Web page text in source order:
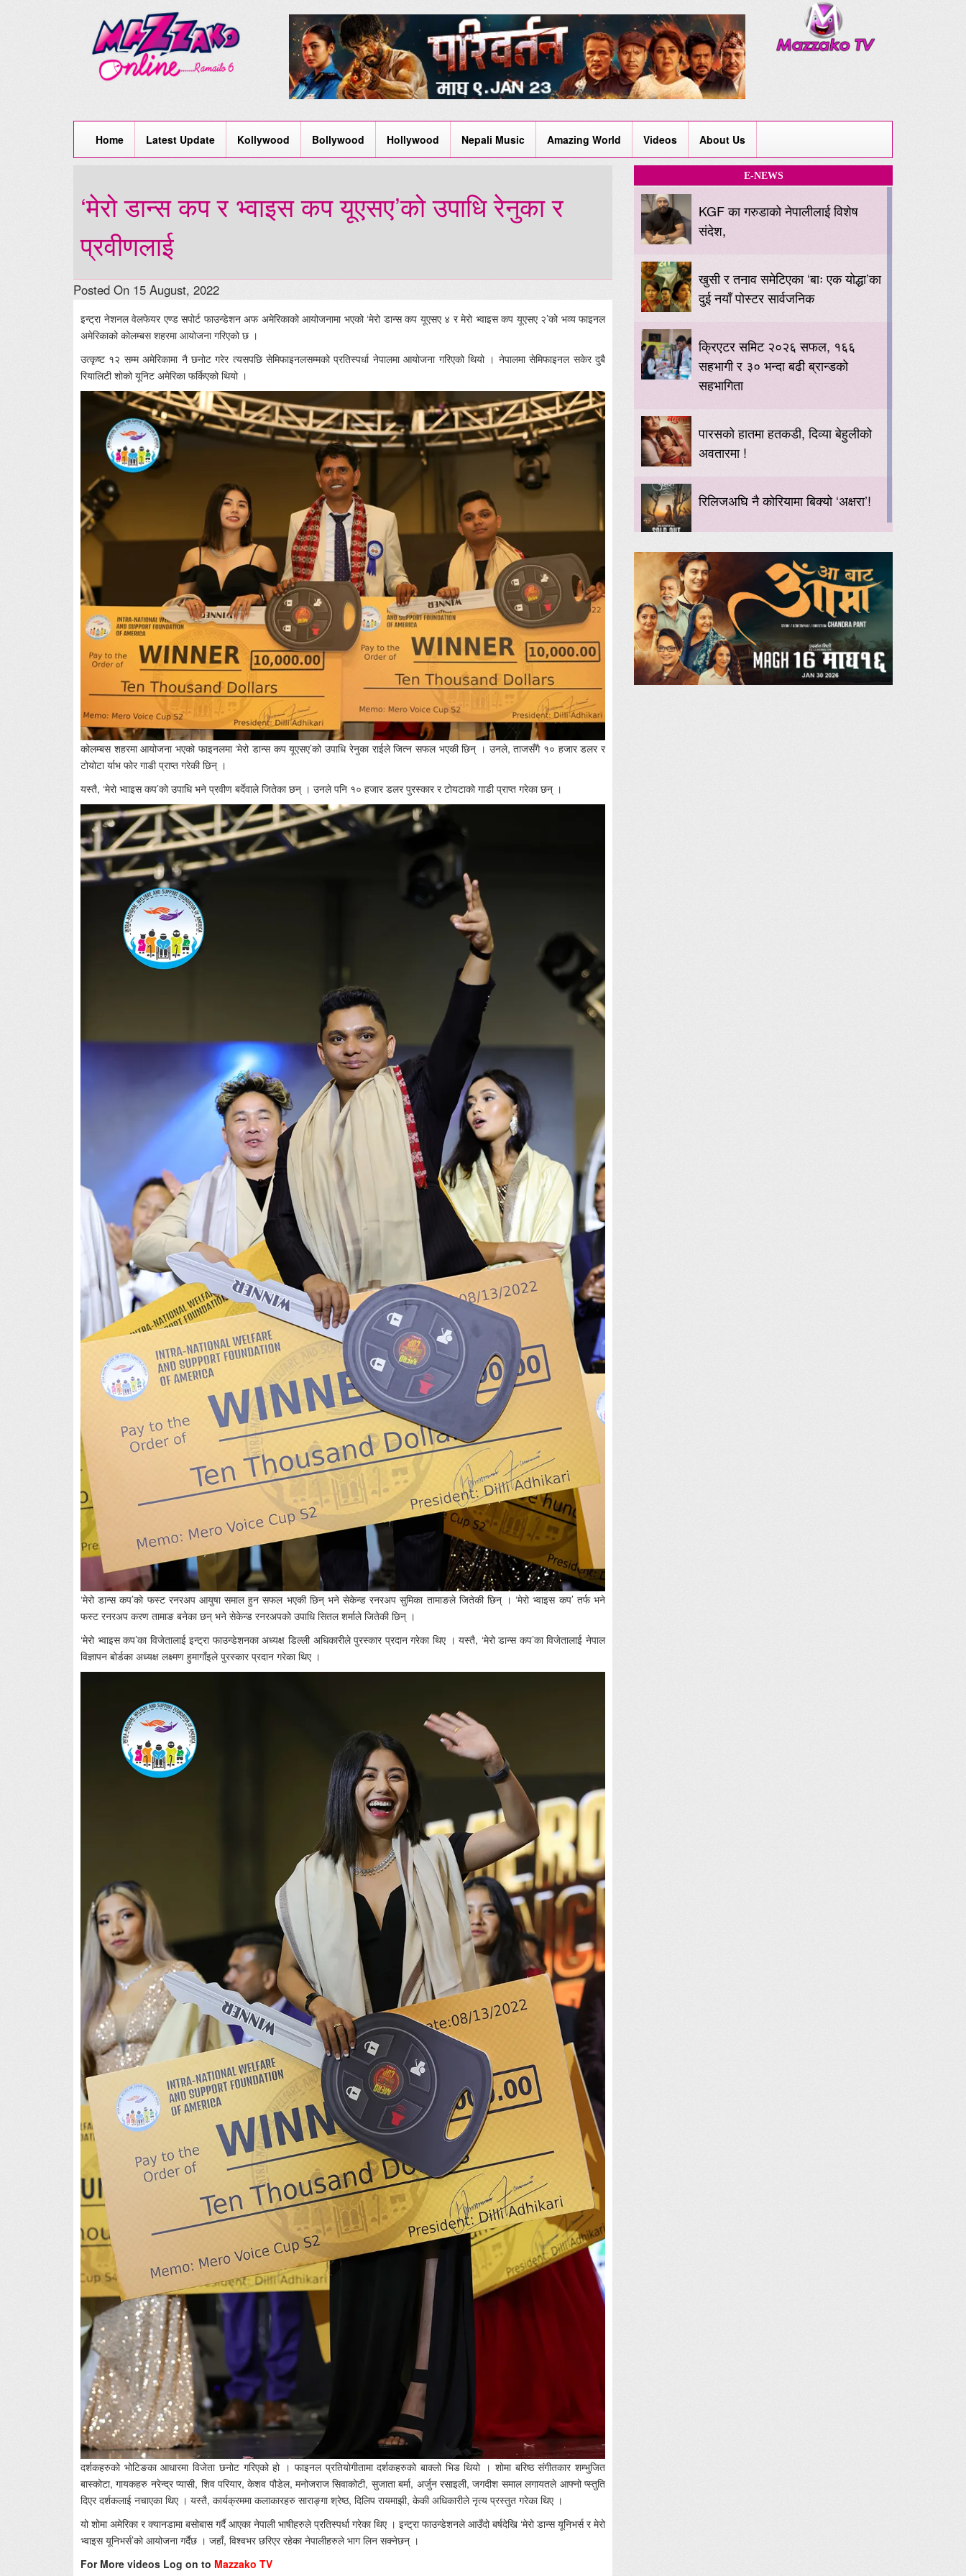
Home Latest Update Kollywood Bollywood Hollywood Nepali Music Amazing World Videos About Us
‘मेरो डान्स कप र भ्वाइस कप यूएसए’को उपाधि रेनुका र
प्रवीणलाई
Posted On 15 August, 2022
इन्ट्रा नेशनल वेलफेयर एण्ड सपोर्ट फाउन्डेशन अफ अमेरिकाको आयोजनामा भएको ‘मेरो डान्स कप यूएसए ४ र मेरो भ्वाइस कप यूएसए २’को भव्य फाइनल
अमेरिकाको कोलम्बस शहरमा आयोजना गरिएको छ ।
उत्कृष्ट १२ सम्म अमेरिकामा नै छनोट गरेर त्यसपछि सेमिफाइनलसम्मको प्रतिस्पर्धा नेपालमा आयोजना गरिएको थियो । नेपालमा सेमिफाइनल सकेर दुबै
रियालिटी शोको यूनिट अमेरिका फर्किएको थियो ।
कोलम्बस शहरमा आयोजना भएको फाइनलमा ‘मेरो डान्स कप यूएसए’को उपाधि रेनुका राईले जित्न सफल भएकी छिन् । उनले, ताजसँगै १० हजार डलर र
टोयोटा र्याभ फोर गाडी प्राप्त गरेकी छिन् ।
यस्तै, ‘मेरो भ्वाइस कप’को उपाधि भने प्रवीण बर्देवाले जितेका छन् । उनले पनि १० हजार डलर पुरस्कार र टोयटाको गाडी प्राप्त गरेका छन् ।
‘मेरो डान्स कप’को फस्ट रनरअप आयुषा समाल हुन सफल भएकी छिन् भने सेकेन्ड रनरअप सुमिका तामाङले जितेकी छिन् । ‘मेरो भ्वाइस कप’ तर्फ भने
फस्ट रनरअप करण तामाङ बनेका छन् भने सेकेन्ड रनरअपको उपाधि सितल शर्माले जितेकी छिन् ।
‘मेरो भ्वाइस कप’का विजेतालाई इन्ट्रा फाउन्डेशनका अध्यक्ष डिल्ली अधिकारीले पुरस्कार प्रदान गरेका थिए । यस्तै, ‘मेरो डान्स कप’का विजेतालाई नेपाल
विज्ञापन बोर्डका अध्यक्ष लक्ष्मण हुमागाँइले पुरस्कार प्रदान गरेका थिए ।
दर्शकहरुको भोटिङका आधारमा विजेता छनोट गरिएको हो । फाइनल प्रतियोगीतामा दर्शकहरुको बाक्लो भिड थियो । शोमा बरिष्ठ संगीतकार शम्भुजित
बास्कोटा, गायकहरु नरेन्द्र प्यासी, शिव परियार, केशव पौडेल, मनोजराज सिवाकोटी, सुजाता बर्मा, अर्जुन रसाइली, जगदीश समाल लगायतले आफ्नो प्स्तुति
दिएर दर्शकलाई नचाएका थिए । यस्तै, कार्यक्रममा कलाकारहरु साराङ्गा श्रेष्ठ, दिलिप रायमाझी, केकी अधिकारीले नृत्य प्रस्तुत गरेका थिए ।
यो शोमा अमेरिका र क्यानडामा बसोबास गर्दै आएका नेपाली भाषीहरुले प्रतिस्पर्धा गरेका थिए । इन्ट्रा फाउन्डेशनले आउँदो बर्षदेखि ‘मेरो डान्स यूनिभर्स र मेरो
भ्वाइस यूनिभर्स’को आयोजना गर्दैछ । जहाँ, विश्वभर छरिएर रहेका नेपालीहरुले भाग लिन सक्नेछन् ।
For More videos Log on to Mazzako TV
E-NEWS
KGF का गरुडाको नेपालीलाई विशेष
संदेश,
खुसी र तनाव समेटिएका ‘बाः एक योद्धा’का
दुई नयाँ पोस्टर सार्वजनिक
क्रिएटर समिट २०२६ सफल, १६६
सहभागी र ३० भन्दा बढी ब्रान्डको
सहभागिता
पारसको हातमा हतकडी, दिव्या बेहुलीको
अवतारमा !
रिलिजअघि नै कोरियामा बिक्यो ‘अक्षरा’!